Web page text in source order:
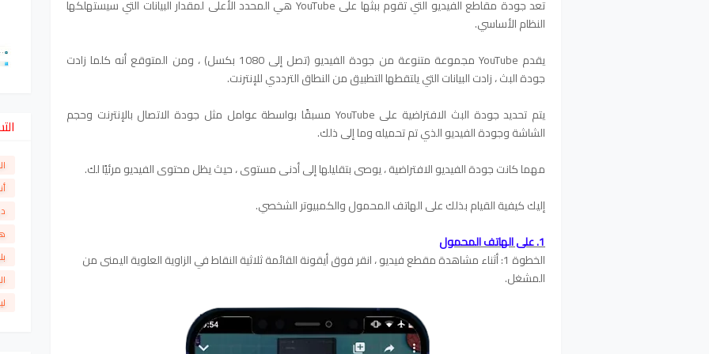
تعد جودة مقاطع الفيديو التي تقوم ببثها على YouTube هي المحدد الأعلى لمقدار البيانات التي سيستهلكها
النظام الأساسي.
يقدم YouTube مجموعة متنوعة من جودة الفيديو (تصل إلى 1080 بكسل) ، ومن المتوقع أنه كلما زادت
جودة البث ، زادت البيانات التي يلتقطها التطبيق من النطاق الترددي للإنترنت.
يتم تحديد جودة البث الافتراضية على YouTube مسبقًا بواسطة عوامل مثل جودة الاتصال بالإنترنت وحجم
الشاشة وجودة الفيديو الذي تم تحميله وما إلى ذلك.
مهما كانت جودة الفيديو الافتراضية ، يوصى بتقليلها إلى أدنى مستوى ، حيث يظل محتوى الفيديو مرئيًا لك.
إليك كيفية القيام بذلك على الهاتف المحمول والكمبيوتر الشخصي.
1. على الهاتف المحمول
الخطوة 1: أثناء مشاهدة مقطع فيديو ، انقر فوق أيقونة القائمة ثلاثية النقاط في الزاوية العلوية اليمنى من
المشغل.